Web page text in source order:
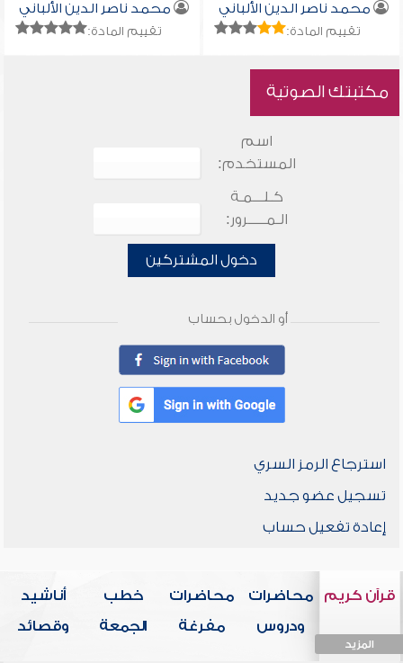
محمد ناصر الدين الألباني
تقييم المادة:
محمد ناصر الدين الألباني
تقييم المادة:
مكتبتك الصوتية
اسم
المستخدم:
كـلـــمـة
الـمـــــرور:
دخول المشتركين
أو الدخول بحساب
استرجاع الرمز السري
تسجيل عضو جديد
إعادة تفعيل حساب
قرآن كريم
المزيد
محاضرات
ودروس
محاضرات
مفرغة
خطب
الجمعة
أناشيد
وقصائد